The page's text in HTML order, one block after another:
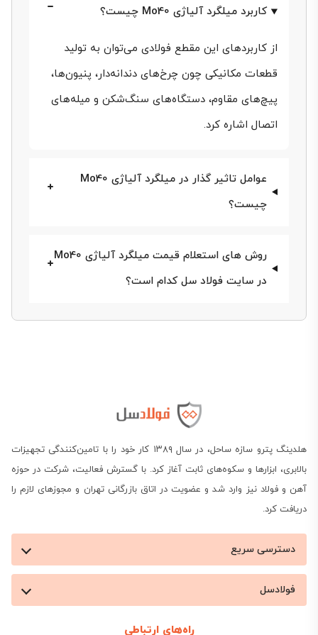
مستقیمی برقیمت میلگرد آلیاژیداشته باشند. در
عوامل موثر بر قیمت میلگرد آلیاژی MO40
آلیاژی MO40" می‌پردازیم. این عوامل می‌توانند به صورت
صورت جداگانه بررسی خواهیم کرد.
قیمت این محصول شوند.
تقاضا و عرضه در بازار میلگرد می‌توانند به طور مستقیم
تأثیرگذار باشند. افزایش تقاضا یا کاهش عرضه ممکن
وضعیت اقتصادی
وضعیت اقتصادی کشور و مناطق مختلف نیز از یکی از
عوامل تاثیرگذار برقیمت میلگردبه حساب می‌آید. هر
چه اقتصاد کشور پایدارتر باشد، معمولاً با تقاضای
کاربرد میلگرد آلیاژی Mo40 چیست؟
از کاربردهای این مقطع فولادی می‌توان به تولید
قطعات مکانیکی چون چرخ‌های دندانه‌دار، پنیون‌ها،
پیچ‌های مقاوم، دستگاه‌های سنگ‌شکن و میله‌های
اتصال اشاره کرد.
عوامل تاثیر گذار در میلگرد آلیاژی Mo40
چیست؟
روش های استعلام قیمت میلگرد آلیاژی Mo40
در سایت فولاد سل کدام است؟
هلدینگ پترو سازه ساحل، در سال ۱۳۸۹ کار خود را با تامین‌کنندگی تجهیزات
بالابری، ابزارها و سکوه‌های ثابت آغاز کرد. با گسترش فعالیت، شرکت در حوزه
آهن و فولاد نیز وارد شد و عضویت در اتاق بازرگانی تهران و مجوزهای لازم را
دریافت کرد.
دسترسی سریع
فولادسل
راه‌های ارتباطی